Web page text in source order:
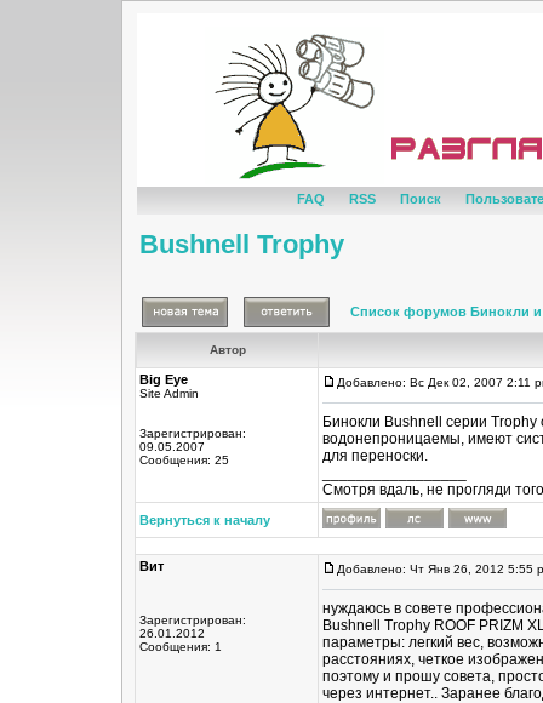
FAQ RSS Поиск
Bushnell Trophy
Список форумов Бинокли и
Автор
Big Eye
Site Admin
Зарегистрирован:
09.05.2007
Сообщения: 25
Добавлено: Вс Дек 02, 2007 2:11
Бинокли Bushnell серии
водонепроницаемы, имеют
для переноски.
Смотря вдаль, не прогляди
Вернуться к началу
Вит
Зарегистрирован:
26.01.2012
Сообщения: 1
Добавлено: Чт Янв 26, 2012 5:55
нуждаюсь в совете
Bushnell Trophy ROOF PRIZM
параметры: легкий вес,
расстояниях, четкое
поэтому и прошу совета,
через интернет.. Заранее